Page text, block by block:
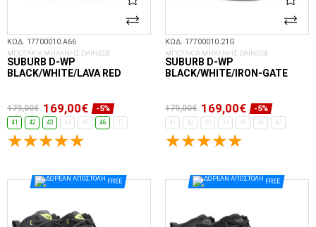
ΚΩΔ. 17700010.A66
ΜΠΟΤΑΚΙΑ ΜΗΧΑΝΗΣ DAINESE
SUBURB D-WP
BLACK/WHITE/LAVA RED
179,00€ 169,00€ -5%
41 42 43 44 45 46 47
ΚΩΔ. 17700010.21G
ΜΠΟΤΑΚΙΑ ΜΗΧΑΝΗΣ DAINESE
SUBURB D-WP
BLACK/WHITE/IRON-GATE
179,00€ 169,00€ -5%
41 42 43 44 45 46 47
FREE FREE